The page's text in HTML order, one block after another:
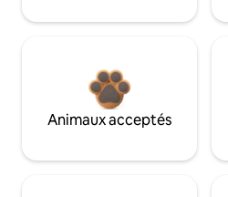
Animaux acceptés